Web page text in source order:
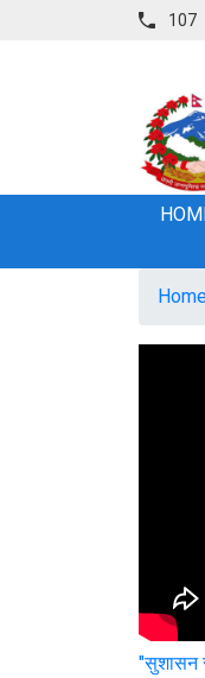
107
"सुशासन